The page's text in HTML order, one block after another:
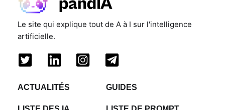
Le site qui explique tout de A à I sur l'intelligence
artificielle.
ACTUALITÉS GUIDES